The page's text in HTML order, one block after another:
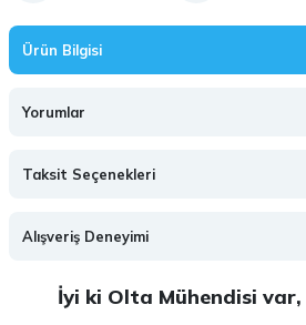
Ürün Bilgisi
Yorumlar
Taksit Seçenekleri
Alışveriş Deneyimi
İyi ki Olta Mühendisi var,